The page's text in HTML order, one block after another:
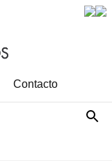
Contacto